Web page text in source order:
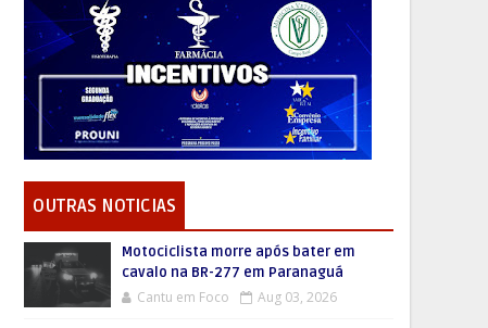
OUTRAS NOTICIAS
Motociclista morre após bater em
cavalo na BR-277 em Paranaguá
Cantu em Foco Aug 03, 2026